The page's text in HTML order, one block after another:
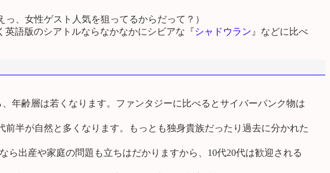
、女性ゲスト人気を狙ってるからだって？）
英語版のシアトルならなかなかにシビアな『シャドウラン 』などに比べ
年齢層は若くなります。ファンタジーに比べるとサイバーパンク物は
半が自然と多くなります。もっとも独身貴族だったり過去に分かれた
出産や家庭の問題も立ちはだかりますから、10代20代は歓迎される